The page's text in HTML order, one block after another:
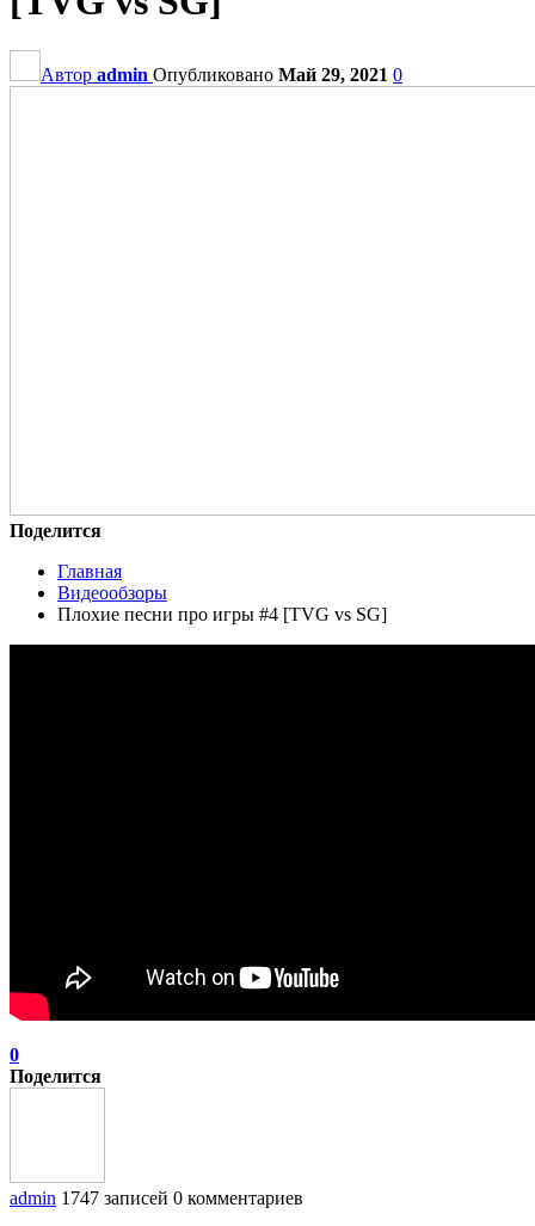
Автор admin Опубликовано Май 29, 2021 0
Поделится
Главная
Видеообзоры
Плохие песни про игры #4 [TVG vs SG]
0
Поделится
admin 1747 записей 0 комментариев